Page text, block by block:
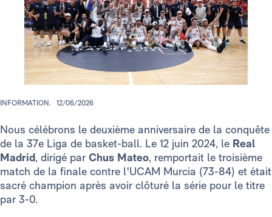
INFORMATION. 12/06/2026
Nous célébrons le deuxième anniversaire de la conquête
de la 37e Liga de basket-ball. Le 12 juin 2024, le Real
Madrid, dirigé par Chus Mateo, remportait le troisième
match de la finale contre l'UCAM Murcia (73-84) et était
sacré champion après avoir clôturé la série pour le titre
par 3-0.